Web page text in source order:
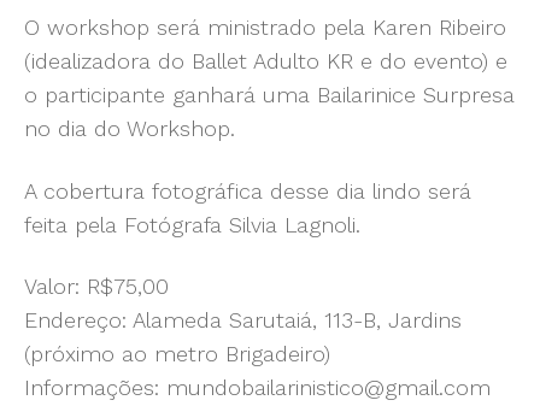
O workshop será ministrado pela Karen Ribeiro
(idealizadora do Ballet Adulto KR e do evento) e
o participante ganhará uma Bailarinice Surpresa
no dia do Workshop.
A cobertura fotográfica desse dia lindo será
feita pela Fotógrafa Silvia Lagnoli.
Valor: R$75,00
Endereço: Alameda Sarutaiá, 113-B, Jardins
(próximo ao metro Brigadeiro)
Informações: mundobailarinistico@gmail.com